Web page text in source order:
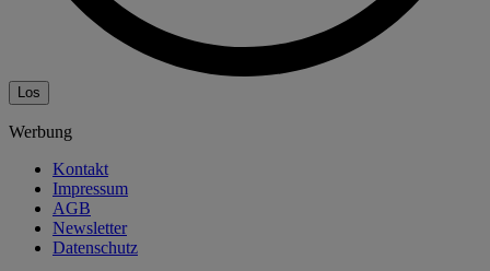
Los
Werbung
Kontakt
Impressum
AGB
Newsletter
Datenschutz